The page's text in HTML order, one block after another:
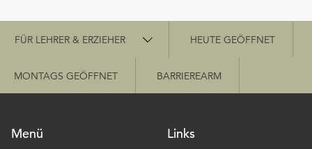
oder
Impressum
.
Schnellzugriff
FÜR LEHRER & ERZIEHER HEUTE GEÖFFNET
MONTAGS GEÖFFNET BARRIEREARM
Menü
Links